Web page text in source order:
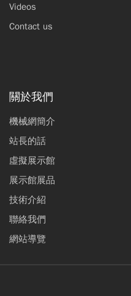
Videos
Contact us
關於我們
機械網簡介
站長的話
虛擬展示館
展示館展品
技術介紹
聯絡我們
網站導覽